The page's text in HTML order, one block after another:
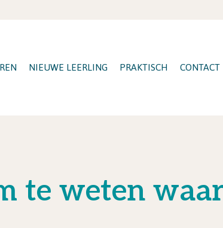
NIEUWE LEERLING PRAKTISCH CONTACT
te weten